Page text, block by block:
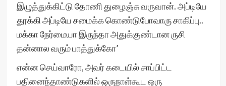
இழுத்துக்கிட்டு தோணி துழைஞ்சு வருவான். அப்டியே
தூக்கி அப்டியே சமைக்க கொண்டுபோவாரு சாகிப்பு..
மக்கா நேர்மையா இருந்தா அதுக்குண்டான ருசி
தன்னால வரும் பாத்துக்கோ’
என்ன செய்வாரோ, அவர் கடையில் சாப்பிட்ட
பதினைந்தாண்டுகளில் ஒருநாள்கூட ஒரு